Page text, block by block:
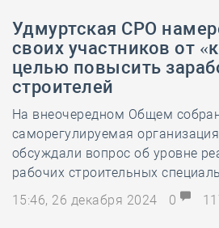
Удмуртская СРО
своих участников от
целью повысить
строителей
На внеочередном Общем
саморегулируемая
обсуждали вопрос об уровне
рабочих строительных
15:46, 26 декабря 2024
0